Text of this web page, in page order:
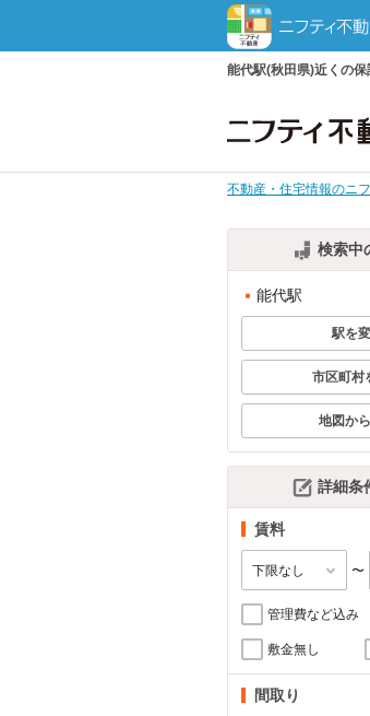
能代駅(秋田県)近くの
不動産・住宅情報のニ
検索中
能代駅
駅を
市区町村
地図か
詳細条
賃料
〜
管理費など込み
敷金無し
間取り